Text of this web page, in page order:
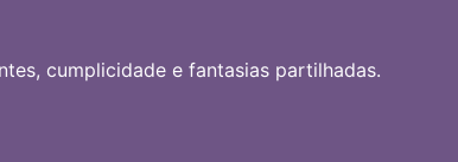
cumplicidade e fantasias partilhadas.